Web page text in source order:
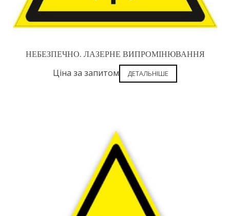
НЕБЕЗПЕЧНО. ЛАЗЕРНЕ ВИПРОМІНЮВАННЯ
Ціна за запитом ДЕТАЛЬНІШЕ